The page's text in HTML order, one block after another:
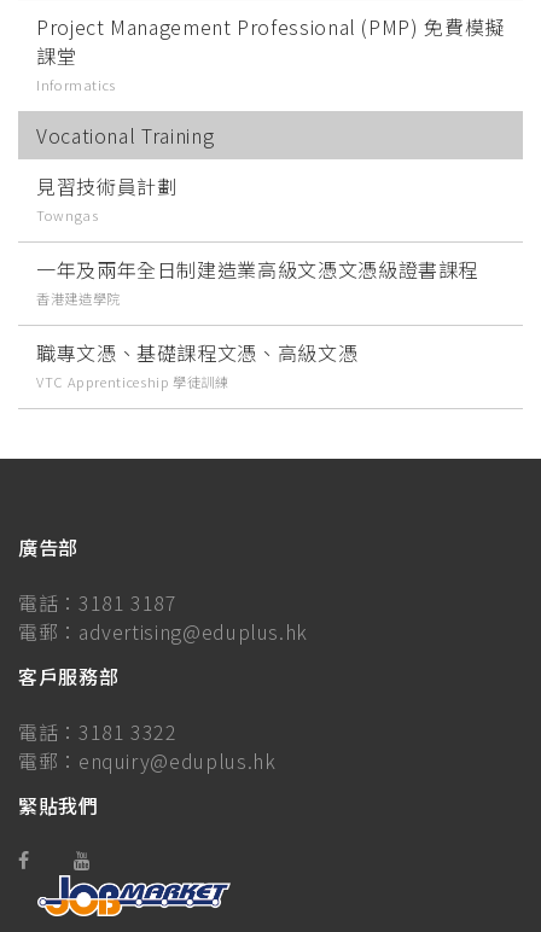
Project Management Professional (PMP) 免費模擬
課堂
Informatics
Vocational Training
見習技術員計劃
Towngas
一年及兩年全日制建造業高級文憑文憑級證書課程
香港建造學院
職專文憑、基礎課程文憑、高級文憑
VTC Apprenticeship 學徒訓練
廣告部
電話： 3181 3187
電郵： advertising@eduplus.hk
客戶服務部
電話： 3181 3322
電郵： enquiry@eduplus.hk
緊貼我們